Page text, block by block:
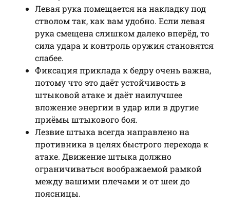
Левая рука помещается на накладку под
стволом так, как вам удобно. Если левая
рука смещена слишком далеко вперёд, то
сила удара и контроль оружия становятся
слабее.
Фиксация приклада к бедру очень важна,
потому что это даёт устойчивость в
штыковой атаке и даёт наилучшее
вложение энергии в удар или в другие
приёмы штыкового боя.
Лезвие штыка всегда направлено на
противника в целях быстрого перехода к
атаке. Движение штыка должно
ограничиваться воображаемой рамкой
между вашими плечами и от шеи до
поясницы.